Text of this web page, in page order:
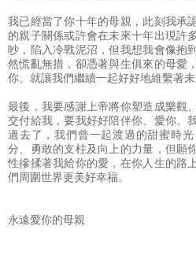
我已經當了你十年的母親，此刻我承
的親子關係或許會在未來十年出現許
吵，陷入冷戰泥沼，但我想我會像抱
然慌亂無措，卻憑著與生俱來的母愛
你。就讓我們繼續一起好好地維繫著未
最後，我要感謝上帝將你塑造成樂觀
交付給我，要我好好陪伴你、愛你。
過去了，我們曾一起渡過的甜蜜時
分、勇敢的支柱及向上的力量，但願
性摻揉著我給你的愛，在你人生的路
們周圍世界更美好幸福。
永遠愛你的母親